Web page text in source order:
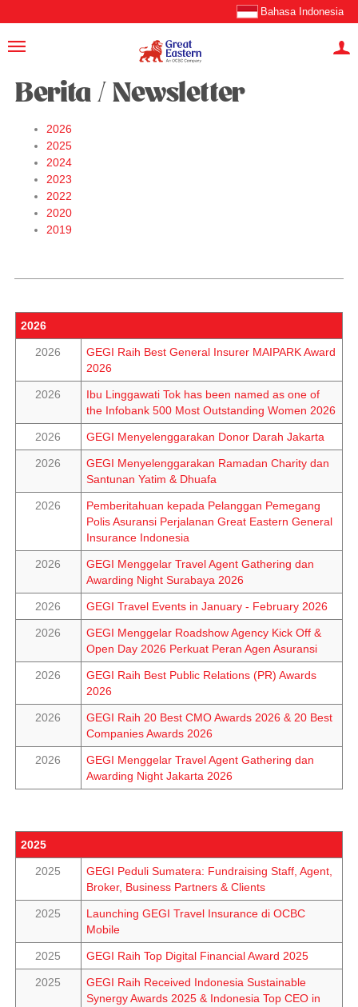
Bahasa Indonesia
Berita / Newsletter
2026
2025
2024
2023
2022
2020
2019
2026
2026
GEGI Raih Best General Insurer MAIPARK Award
2026
2026
Ibu Linggawati Tok has been named as one of
the Infobank 500 Most Outstanding Women 2026
2026 GEGI Menyelenggarakan Donor Darah Jakarta
2026
GEGI Menyelenggarakan Ramadan Charity dan
Santunan Yatim & Dhuafa
2026
Pemberitahuan kepada Pelanggan Pemegang
Polis Asuransi Perjalanan Great Eastern General
Insurance Indonesia
2026
GEGI Menggelar Travel Agent Gathering dan
Awarding Night Surabaya 2026
2026 GEGI Travel Events in January - February 2026
2026
GEGI Menggelar Roadshow Agency Kick Off &
Open Day 2026 Perkuat Peran Agen Asuransi
2026
GEGI Raih Best Public Relations (PR) Awards
2026
2026
GEGI Raih 20 Best CMO Awards 2026 & 20 Best
Companies Awards 2026
2026
GEGI Menggelar Travel Agent Gathering dan
Awarding Night Jakarta 2026
2025
2025
GEGI Peduli Sumatera: Fundraising Staff, Agent,
Broker, Business Partners & Clients
2025
Launching GEGI Travel Insurance di OCBC
Mobile
2025 GEGI Raih Top Digital Financial Award 2025
2025
GEGI Raih Received Indonesia Sustainable
Synergy Awards 2025 & Indonesia Top CEO in